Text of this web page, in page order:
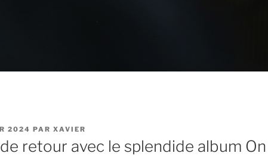
2024 PAR XAVIER
retour avec le splendide album On